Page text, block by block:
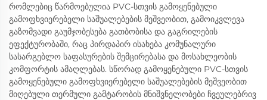
რომლებიც წარმოებულია PVC-სთვის გამოყენებული
გამოფხვიერებელი საშუალებების მეშვეობით, გამოიკვლევა
გაზომვადი გაუმჯობესება გათბობისა და გაგრილების
ეფექტურობაში, რაც პირდაპირ ისახება კომუნალური
სასარგებლო საფასურების შემცირებასა და მოსახლეობის
კომფორტის ამაღლებას. სწორად გამოყენებული PVC-სთვის
გამოყენებული გამოფხვიერებელი საშუალებების მეშვეობით
მიღებული თერმული გამტარობის მნიშვნელობები ჩვეულებრივ